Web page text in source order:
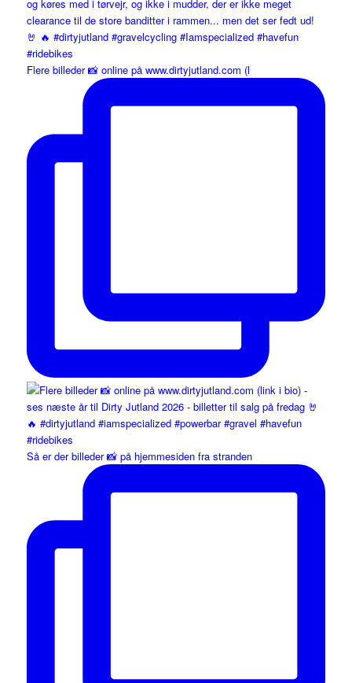
Flere billeder 📸 online på www.dirtyjutland.com (l
Så er der billeder 📸 på hjemmesiden fra stranden